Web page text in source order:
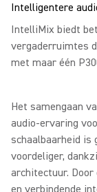
Intelligentere
IntelliMix biedt
vergaderruimtes
met maar één
Het samengaan
audio-ervaring
schaalbaarheid is
voordeliger,
architectuur.
en verbindende